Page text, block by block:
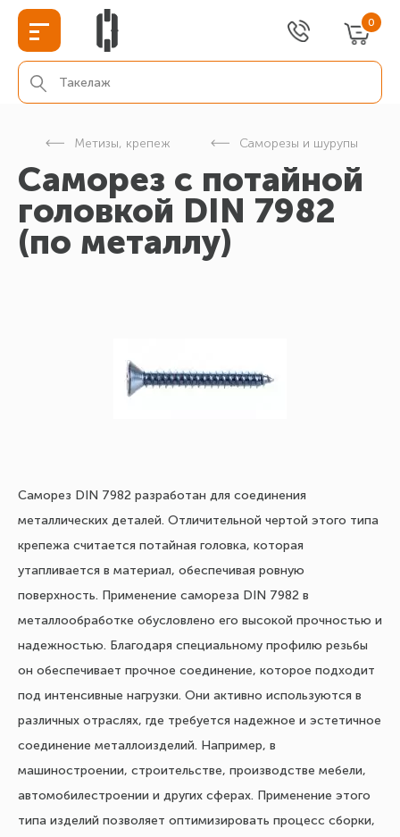
0
Метизы, крепеж Саморезы и шурупы
Cаморез с потайной
головкой DIN 7982
(по металлу)
Саморез DIN 7982 разработан для соединения
металлических деталей. Отличительной чертой этого типа
крепежа считается потайная головка, которая
утапливается в материал, обеспечивая ровную
поверхность. Применение самореза DIN 7982 в
металлообработке обусловлено его высокой прочностью и
надежностью. Благодаря специальному профилю резьбы
он обеспечивает прочное соединение, которое подходит
под интенсивные нагрузки. Они активно используются в
различных отраслях, где требуется надежное и эстетичное
соединение металлоизделий. Например, в
машиностроении, строительстве, производстве мебели,
автомобилестроении и других сферах. Применение этого
типа изделий позволяет оптимизировать процесс сборки,